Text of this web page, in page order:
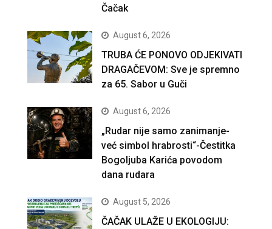
Čačak
August 6, 2026
TRUBA ĆE PONOVO ODJEKIVATI
DRAGAČEVOM: Sve je spremno
za 65. Sabor u Guči
August 6, 2026
„Rudar nije samo zanimanje-
već simbol hrabrosti“-Čestitka
Bogoljuba Karića povodom
dana rudara
August 5, 2026
ČAČAK ULAŽE U EKOLOGIJU: